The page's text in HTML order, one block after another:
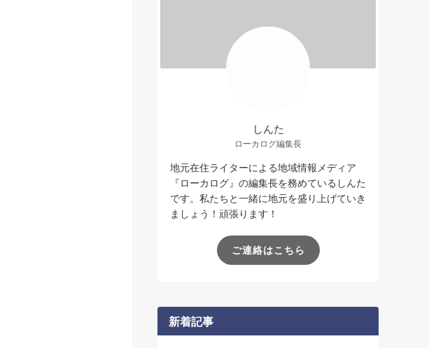
しんた
ローカログ編集長
地元在住ライターによる地域情報メディア
『ローカログ』の編集長を務めているしんた
です。私たちと一緒に地元を盛り上げていき
ましょう！頑張ります！
ご連絡はこちら
新着記事